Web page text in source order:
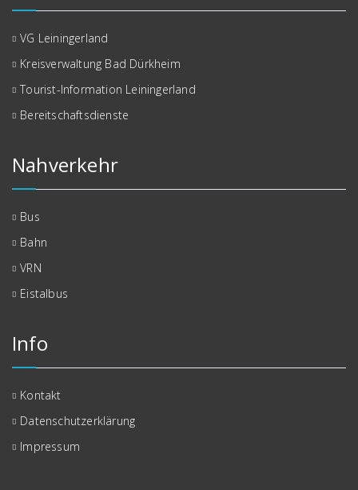
VG Leiningerland
Kreisverwaltung Bad Dürkheim
Tourist-Information Leiningerland
Bereitschaftsdienste
Nahverkehr
Bus
Bahn
VRN
Eistalbus
Info
Kontakt
Datenschutzerklärung
Impressum